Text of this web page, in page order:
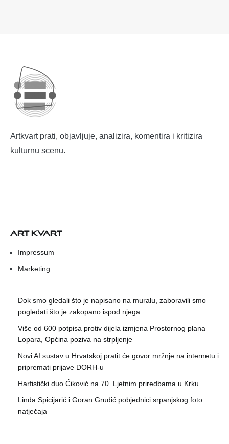
Artkvart prati, objavljuje, analizira, komentira i kritizira
kulturnu scenu.
ART KVART
Impressum
Marketing
Dok smo gledali što je napisano na muralu, zaboravili smo
pogledati što je zakopano ispod njega
Više od 600 potpisa protiv dijela izmjena Prostornog plana
Lopara, Općina poziva na strpljenje
Novi AI sustav u Hrvatskoj pratit će govor mržnje na internetu i
pripremati prijave DORH-u
Harfistički duo Ćiković na 70. Ljetnim priredbama u Krku
Linda Spicijarić i Goran Grudić pobjednici srpanjskog foto
natječaja